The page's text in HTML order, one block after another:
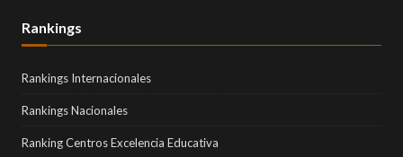
Rankings
Rankings Internacionales
Rankings Nacionales
Ranking Centros Excelencia Educativa